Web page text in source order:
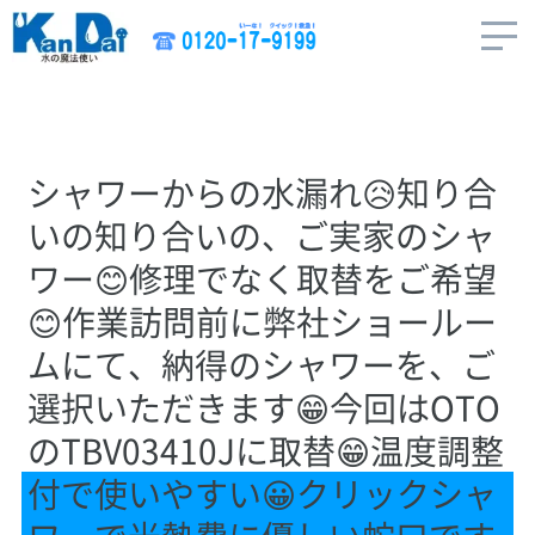
シャワーからの水漏れ😥知り合
いの知り合いの、ご実家のシャ
ワー😊修理でなく取替をご希望
😊作業訪問前に弊社ショールー
ムにて、納得のシャワーを、ご
選択いただきます😁今回はOTO
のTBV03410Jに取替😁温度調整
付で使いやすい😀クリックシャ